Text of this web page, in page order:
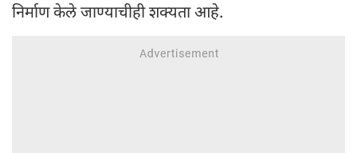
निर्माण केले जाण्याचीही शक्यता आहे.